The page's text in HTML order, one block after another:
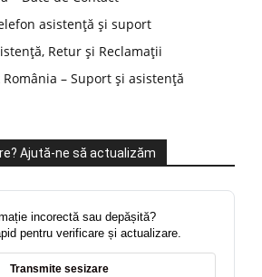
asistență și suport
Retur și Reclamații
România – Suport și asistență
Ajută-ne să actualizăm
incorectă sau depășită?
pentru verificare și actualizare.
Transmite sesizare